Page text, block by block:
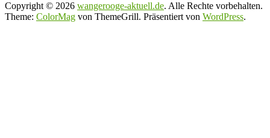
Copyright © 2026 wangerooge-aktuell.de. Alle Rechte vorbehalten.
Theme: ColorMag von ThemeGrill. Präsentiert von WordPress.